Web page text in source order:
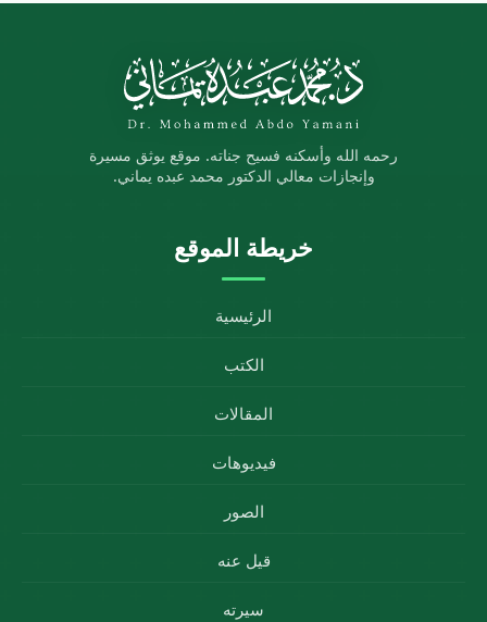
رحمه الله وأسكنه فسيح جناته. موقع يوثق مسيرة
وإنجازات معالي الدكتور محمد عبده يماني.
خريطة الموقع
الرئيسية
الكتب
المقالات
فيديوهات
الصور
قيل عنه
سيرته